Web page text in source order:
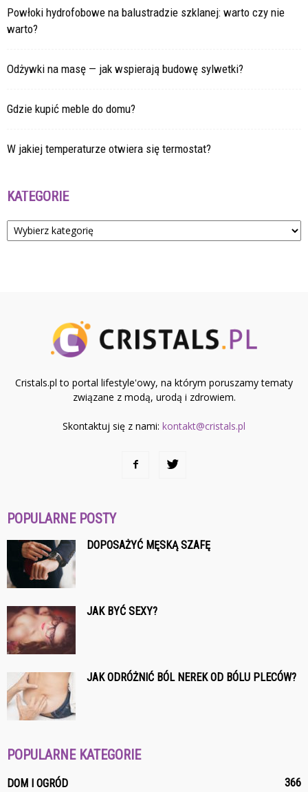
Powłoki hydrofobowe na balustradzie szklanej: warto czy nie
warto?
Odżywki na masę — jak wspierają budowę sylwetki?
Gdzie kupić meble do domu?
W jakiej temperaturze otwiera się termostat?
KATEGORIE
Kategorie
Cristals.pl to portal lifestyle'owy, na którym poruszamy tematy
związane z modą, urodą i zdrowiem.
Skontaktuj się z nami: kontakt@cristals.pl
POPULARNE POSTY
DOPOSAŻYĆ MĘSKĄ SZAFĘ
JAK BYĆ SEXY?
JAK ODRÓŻNIĆ BÓL NEREK OD BÓLU PLECÓW?
POPULARNE KATEGORIE
DOM I OGRÓD 366